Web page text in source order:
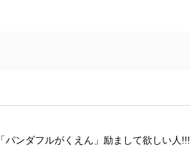
「パンダフルがくえん」励まして欲しい人!!!